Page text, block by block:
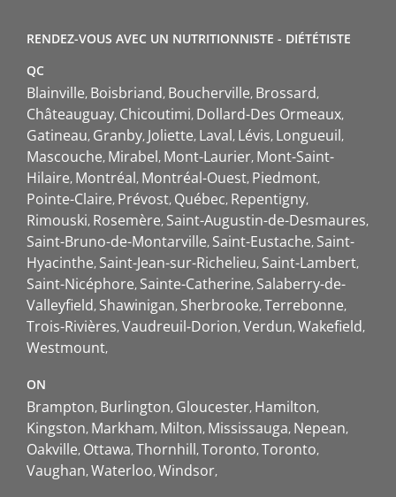
RENDEZ-VOUS AVEC UN NUTRITIONNISTE - DIÉTÉTISTE
QC
Blainville Boisbriand Boucherville Brossard
Châteauguay Chicoutimi Dollard-Des Ormeaux
Gatineau Granby Joliette Laval Lévis Longueuil
Mascouche Mirabel Mont-Laurier Mont-Saint-
Hilaire Montréal Montréal-Ouest Piedmont
Pointe-Claire Prévost Québec Repentigny
Rimouski Rosemère Saint-Augustin-de-Desmaures
Saint-Bruno-de-Montarville Saint-Eustache Saint-
Hyacinthe Saint-Jean-sur-Richelieu Saint-Lambert
Saint-Nicéphore Sainte-Catherine Salaberry-de-
Valleyfield Shawinigan Sherbrooke Terrebonne
Trois-Rivières Vaudreuil-Dorion Verdun Wakefield
Westmount
ON
Brampton Burlington Gloucester Hamilton
Kingston Markham Milton Mississauga Nepean
Oakville Ottawa Thornhill Toronto Toronto
Vaughan Waterloo Windsor